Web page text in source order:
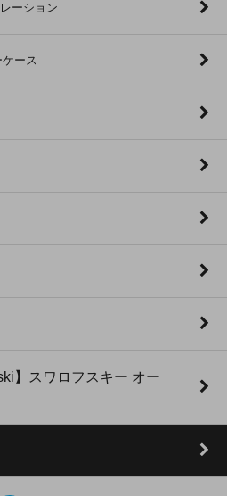
ーション
ース
】スワロフスキー オー